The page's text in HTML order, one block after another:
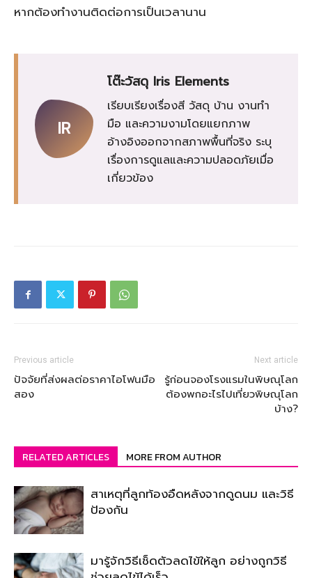
หากต้องทำงานติดต่อการเป็นเวลานาน
IR
โต๊ะวัสดุ Iris Elements
เรียบเรียงเรื่องสี วัสดุ บ้าน งานทำ
มือ และความงามโดยแยกภาพ
อ้างอิงออกจากสภาพพื้นที่จริง ระบุ
เรื่องการดูแลและความปลอดภัยเมื่อ
เกี่ยวข้อง
Previous article
ปัจจัยที่ส่งผลต่อราคาไอโฟนมือ
สอง
Next article
รู้ก่อนจองโรงแรมในพิษณุโลก
ต้องพกอะไรไปเที่ยวพิษณุโลก
บ้าง?
RELATED ARTICLES MORE FROM AUTHOR
สาเหตุที่ลูกท้องอืดหลังจากดูดนม และวิธี
ป้องกัน
มารู้จักวิธีเช็ดตัวลดไข้ให้ลูก อย่างถูกวิธี